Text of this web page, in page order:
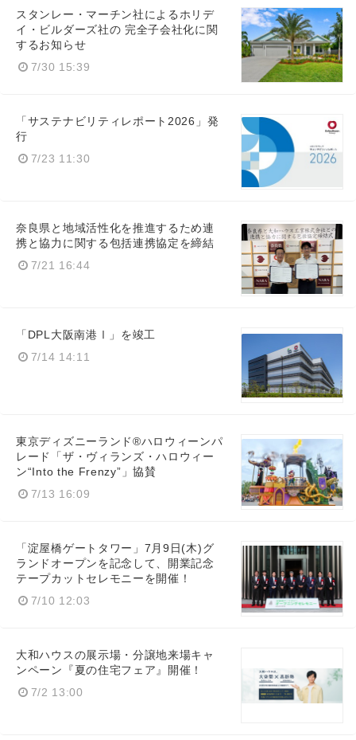
スタンレー・マーチン社によるホリデ
イ・ビルダーズ社の 完全子会社化に関
するお知らせ
7/30 15:39
「サステナビリティレポート2026」発
行
7/23 11:30
奈良県と地域活性化を推進するため連
携と協力に関する包括連携協定を締結
7/21 16:44
「DPL大阪南港Ⅰ」を竣工
7/14 14:11
東京ディズニーランド®ハロウィーンパ
レード「ザ・ヴィランズ・ハロウィー
ン“Into the Frenzy”」協賛
7/13 16:09
「淀屋橋ゲートタワー」7月9日(木)グ
ランドオープンを記念して、開業記念
テープカットセレモニーを開催！
7/10 12:03
大和ハウスの展示場・分譲地来場キャ
ンペーン『夏の住宅フェア』開催！
7/2 13:00